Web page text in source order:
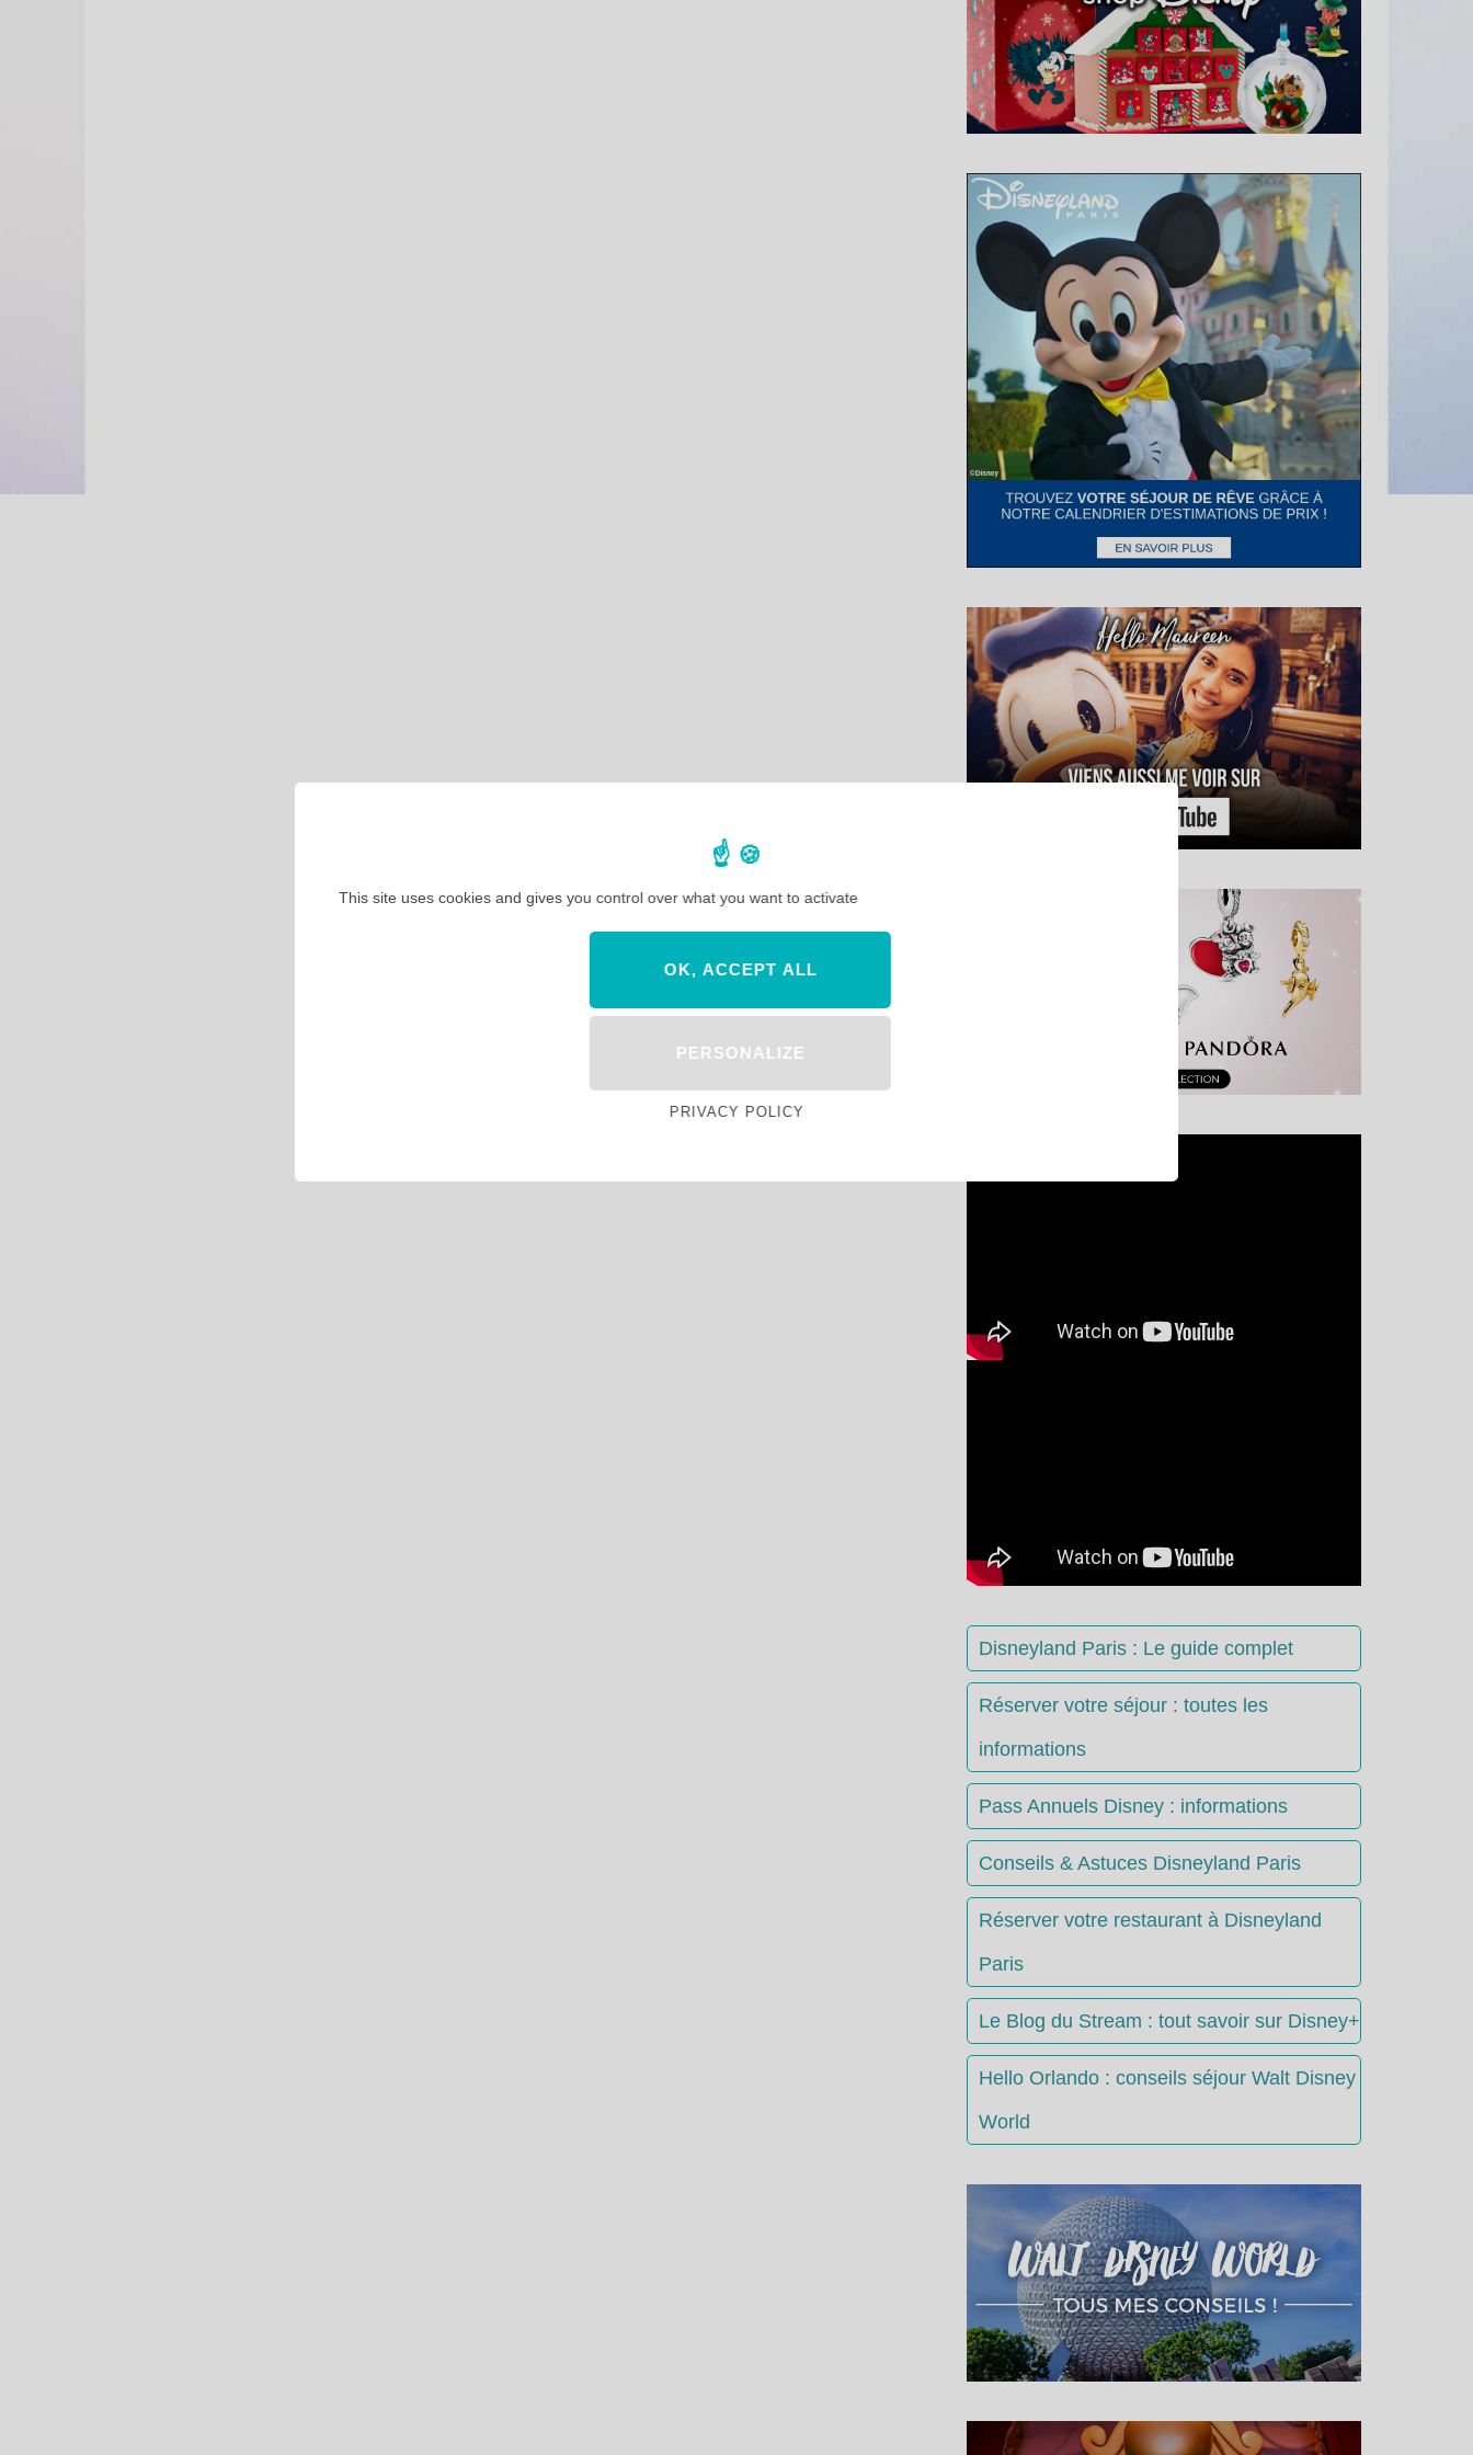
Disneyland Paris : Le guide complet
Réserver votre séjour : toutes les
informations
Pass Annuels Disney : informations
Conseils & Astuces Disneyland Paris
Réserver votre restaurant à Disneyland
Paris
Le Blog du Stream : tout savoir sur Disney+
Hello Orlando : conseils séjour Walt Disney
World
This site uses cookies and gives you control over what you want to activate
OK, ACCEPT ALL
PERSONALIZE
PRIVACY POLICY